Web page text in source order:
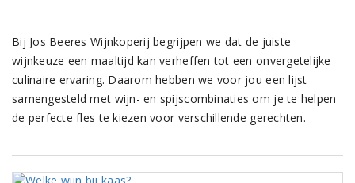
Bij Jos Beeres Wijnkoperij begrijpen we dat de juiste
wijnkeuze een maaltijd kan verheffen tot een onvergetelijke
culinaire ervaring. Daarom hebben we voor jou een lijst
samengesteld met wijn- en spijscombinaties om je te helpen
de perfecte fles te kiezen voor verschillende gerechten.